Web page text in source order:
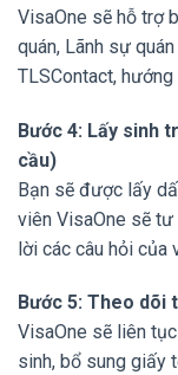
VisaOne sẽ hỗ trợ
quán, Lãnh sự
TLSContact,
Bước 4: Lấy sinh
cầu)
Bạn sẽ được lấy
viên VisaOne sẽ tư
lời các câu hỏi của
Bước 5: Theo dõi
VisaOne sẽ liên
sinh, bổ sung giấy